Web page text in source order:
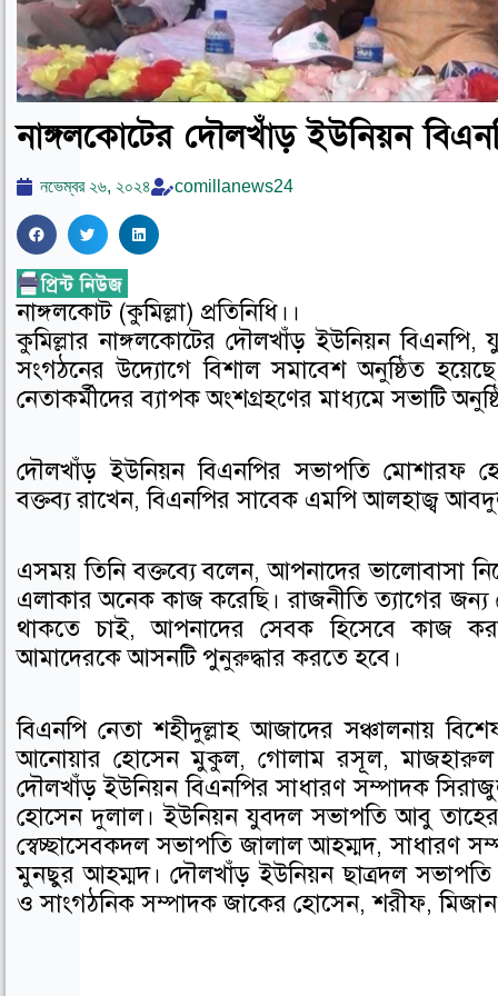
নাঙ্গলকোটের দৌলখাঁড় ইউনিয়ন
নভেম্বর ২৬, ২০২৪ comillanews24
S
h
a
e
o
n
a
o
o
k
S
h
a
r
o
n
e
r
S
h
r
e
o
n
d
i
নাঙ্গলকোট (কুমিল্লা) প্রতিনিধি।।
কুমিল্লার নাঙ্গলকোটের দৌলখাঁড় ইউনিয়ন বিএনপি,
সংগঠনের উদ্যোগে বিশাল সমাবেশ অনুষ্ঠিত
নেতাকর্মীদের ব্যাপক অংশগ্রহণের মাধ্যমে সভাটি
দৌলখাঁড় ইউনিয়ন বিএনপির সভাপতি মোশারফ
বক্তব্য রাখেন, বিএনপির সাবেক এমপি আলহাজ্ব
এসময় তিনি বক্তব্যে বলেন, আপনাদের ভালোবাসা
এলাকার অনেক কাজ করেছি। রাজনীতি ত্যাগের
থাকতে চাই, আপনাদের সেবক হিসেবে কাজ
আমাদেরকে আসনটি পুনুরুদ্ধার করতে হবে।
বিএনপি নেতা শহীদুল্লাহ আজাদের সঞ্চালনায়
আনোয়ার হোসেন মুকুল, গোলাম রসূল, মাজহারুল
দৌলখাঁড় ইউনিয়ন বিএনপির সাধারণ সম্পাদক
হোসেন দুলাল। ইউনিয়ন যুবদল সভাপতি আবু
স্বেচ্ছাসেবকদল সভাপতি জালাল আহম্মদ, সাধারণ
মুনছুর আহম্মদ। দৌলখাঁড় ইউনিয়ন ছাত্রদল সভাপতি
ও সাংগঠনিক সম্পাদক জাকের হোসেন, শরীফ,